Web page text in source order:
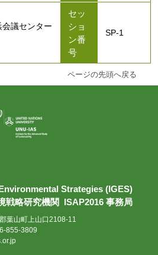
議センター
セッ
ショ
ン番
号
SP-1
ページの先頭へ戻る
Strategies (IGES)
戦略研究機関 ISAP2016 事務局
葉山町上山口2108-11
855-3809